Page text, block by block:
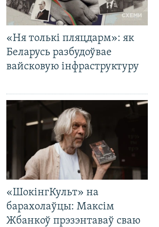
«Ня толькі пляцдарм»: як
Беларусь разбудоўвае
вайсковую інфраструктуру
«ШокінгКульт» на
барахолаўцы: Максім
Жбанкоў прэзэнтаваў сваю